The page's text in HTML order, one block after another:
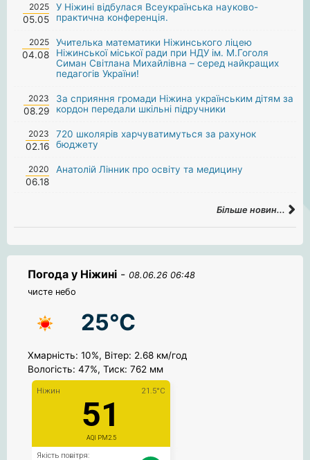
2025
05.05
У Ніжині відбулася Всеукраїнська науково-
практична конференція.
2025
04.08
Учителька математики Ніжинського ліцею
Ніжинської міської ради при НДУ ім. М.Гоголя
Симан Світлана Михайлівна – серед найкращих
педагогів України!
2023
08.29
За сприяння громади Ніжина українським дітям за
кордон передали шкільні підручники
2023
02.16
720 школярів харчуватимуться за рахунок
бюджету
2020
06.18
Анатолій Лінник про освіту та медицину
Більше новин...
Погода у Ніжині - 08.06.26 06:48
чисте небо
25°C
Хмарність: 10%, Вітер: 2.68 км/год
Вологість: 47%, Тиск: 762 мм